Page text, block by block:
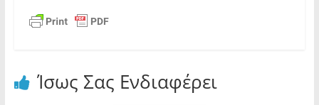
Ίσως Σας Ενδιαφέρει